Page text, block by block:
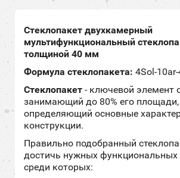
Стеклопакет двухкамерный
мультифункциональный
толщиной 40 мм
Формула стеклопакета: 4Sol-
Стеклопакет - ключевой элемент
занимающий до 80% его площади,
определяющий основные
конструкции.
Правильно подобранный
достичь нужных функциональных
среди которых: